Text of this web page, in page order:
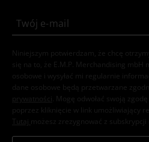
Niniejszym potwierdzam, że chcę
się na to, że E.M.P. Merchandising
osobowe i wysyłać mi regularnie
dane osobowe będą przetwarzane
prywatności . Mogę odwołać swoją
poprzez kliknięcie w link umożliwiający
Tutaj możesz zrezygnować z subskrypcji